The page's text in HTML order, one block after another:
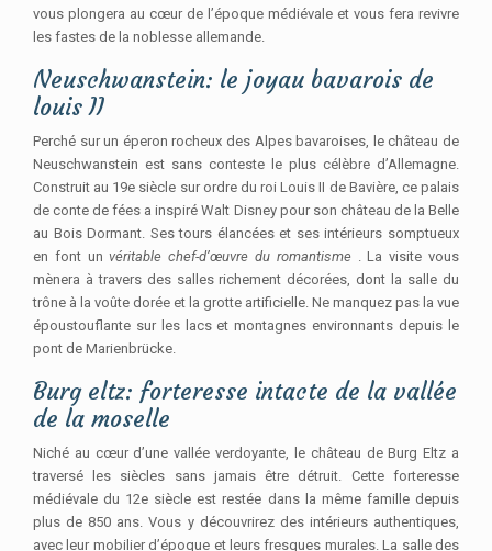
vous plongera au cœur de l’époque médiévale et vous fera revivre
les fastes de la noblesse allemande.
Neuschwanstein: le joyau bavarois de
louis II
Perché sur un éperon rocheux des Alpes bavaroises, le château de
Neuschwanstein est sans conteste le plus célèbre d’Allemagne.
Construit au 19e siècle sur ordre du roi Louis II de Bavière, ce palais
de conte de fées a inspiré Walt Disney pour son château de la Belle
au Bois Dormant. Ses tours élancées et ses intérieurs somptueux
en font unvéritable chef-d’œuvre du romantisme . La visite vous
mènera à travers des salles richement décorées, dont la salle du
trône à la voûte dorée et la grotte artificielle. Ne manquez pas la vue
époustouflante sur les lacs et montagnes environnants depuis le
pont de Marienbrücke.
Burg eltz: forteresse intacte de la vallée
de la moselle
Niché au cœur d’une vallée verdoyante, le château de Burg Eltz a
traversé les siècles sans jamais être détruit. Cette forteresse
médiévale du 12e siècle est restée dans la même famille depuis
plus de 850 ans. Vous y découvrirez des intérieurs authentiques,
avec leur mobilier d’époque et leurs fresques murales. La salle des